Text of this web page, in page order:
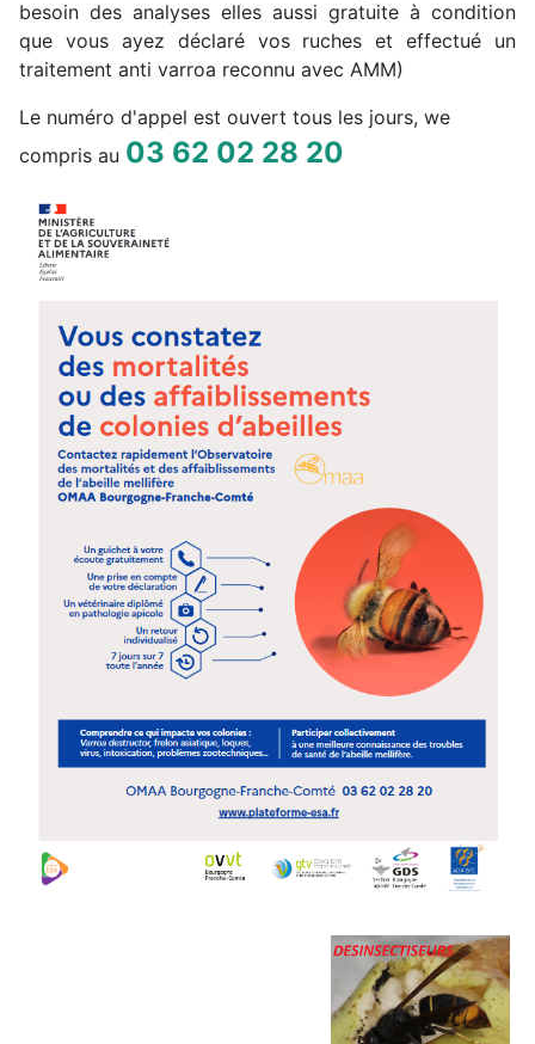
besoin des analyses elles aussi gratuite à condition
que vous ayez déclaré vos ruches et effectué un
traitement anti varroa reconnu avec AMM)
Le numéro d'appel est ouvert tous les jours, we
compris au 03 62 02 28 20